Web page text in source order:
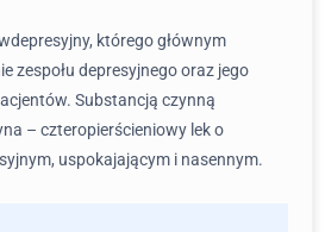
którego głównym
zespołu depresyjnego oraz jego
Substancją czynną
– czteropierścieniowy lek o
uspokajającym i nasennym.